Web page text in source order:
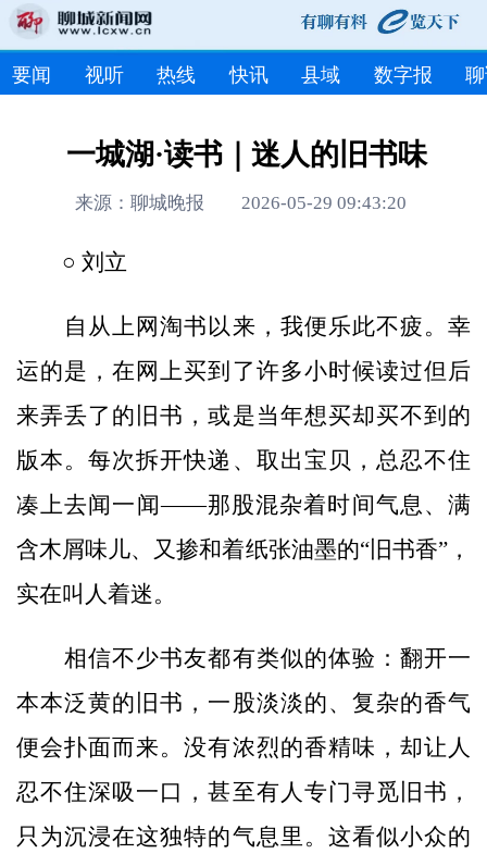
要闻 视听 热线 快讯 县域 数字报
一城湖·读书｜迷人的旧书味
来源：聊城晚报 2026-05-29 09:43:20
○ 刘立
自从上网淘书以来，我便乐此不疲。幸
运的是，在网上买到了许多小时候读过但后
来弄丢了的旧书，或是当年想买却买不到的
版本。每次拆开快递、取出宝贝，总忍不住
凑上去闻一闻——那股混杂着时间气息、满
含木屑味儿、又掺和着纸张油墨的“旧书香”，
实在叫人着迷。
相信不少书友都有类似的体验：翻开一
本本泛黄的旧书，一股淡淡的、复杂的香气
便会扑面而来。没有浓烈的香精味，却让人
忍不住深吸一口，甚至有人专门寻觅旧书，
只为沉浸在这独特的气息里。这看似小众的